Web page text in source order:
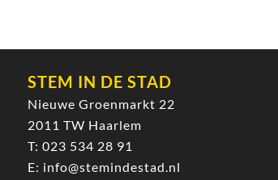
STEM IN DE STAD
Nieuwe Groenmarkt 22
2011 TW Haarlem
T: 023 534 28 91
E: info@stemindestad.nl